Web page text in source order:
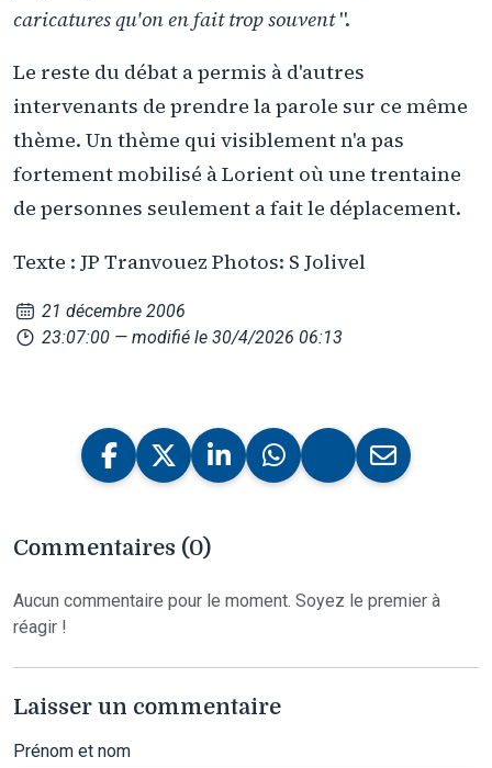
caricatures qu'on en fait trop souvent".
Le reste du débat a permis à d'autres
intervenants de prendre la parole sur ce même
thème. Un thème qui visiblement n'a pas
fortement mobilisé à Lorient où une trentaine
de personnes seulement a fait le déplacement.
Texte : JP Tranvouez Photos: S Jolivel
21 décembre 2006
23:07:00 — modifié le 30/4/2026 06:13
Commentaires (0)
Aucun commentaire pour le moment. Soyez le premier à
réagir !
Laisser un commentaire
Prénom et nom